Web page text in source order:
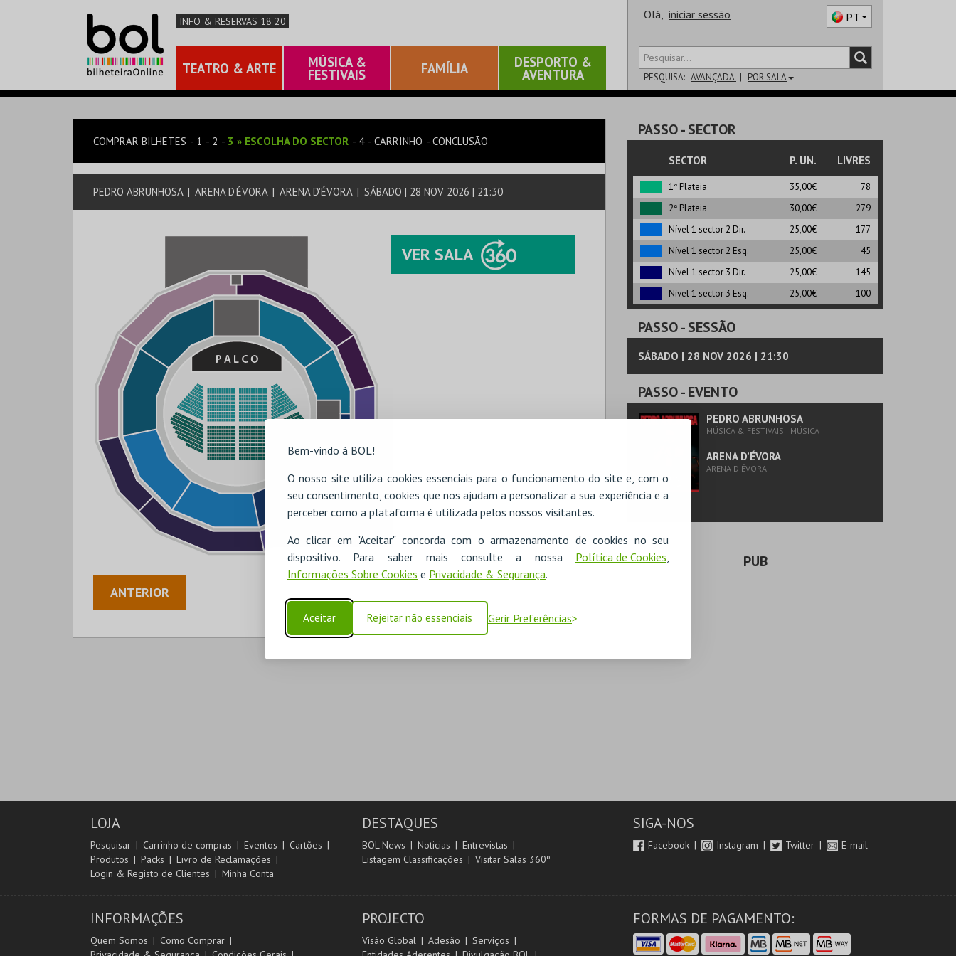
Bem-vindo à BOL!
O nosso site utiliza cookies essenciais para o funcionamento do site e, com o
seu consentimento, cookies que nos ajudam a personalizar a sua experiência e a
perceber como a plataforma é utilizada pelos nossos visitantes.
Ao clicar em "Aceitar" concorda com o armazenamento de cookies no seu
dispositivo. Para saber mais consulte a nossa Política de Cookies,
Informações Sobre Cookies e Privacidade & Segurança.
Aceitar Rejeitar não essenciais Gerir Preferências
INFO & RESERVAS 18 20
TEATRO & ARTE MÚSICA &
FESTIVAIS FAMÍLIA DESPORTO &
AVENTURA
Olá, iniciar sessão PT
PESQUISA: AVANÇADA POR SALA
COMPRAR BILHETES 1 2 3 » ESCOLHA DO SECTOR 4 CARRINHO CONCLUSÃO
PEDRO ABRUNHOSA | ARENA D’ÉVORA | ARENA D'ÉVORA | SÁBADO | 28 NOV 2026 | 21:30
VER SALA
ANTERIOR
PASSO- SECTOR
SECTOR P. UN. LIVRES
1ª Plateia 35,00€
78
2ª Plateia
30,00€
279
Nível 1 sector 2 Dir.
25,00€
177
Nível 1 sector 2 Esq.
25,00€
45
Nível 1 sector 3 Dir.
25,00€
145
Nível 1 sector 3 Esq.
25,00€ 100
PASSO- SESSÃO
SÁBADO | 28 NOV 2026 | 21:30
PASSO- EVENTO
PEDRO ABRUNHOSA
MÚSICA & FESTIVAIS | MÚSICA
ARENA D’ÉVORA
ARENA D'ÉVORA
PUB
LOJA
Pesquisar Carrinho de compras Eventos
Cartões
Produtos
Packs
Livro de Reclamações
Login & Registo de Clientes
Minha Conta
DESTAQUES
BOL News Noticias
Entrevistas
Listagem Classificações
Visitar Salas 360º
SIGA-NOS
Facebook Instagram Twitter E-mail
INFORMAÇÕES
Quem Somos
Como Comprar
PROJECTO
Visão Global Adesão
Serviços
FORMAS DE PAGAMENTO: